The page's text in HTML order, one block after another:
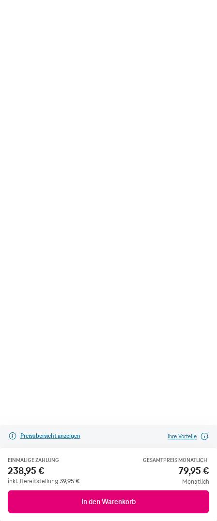
Preisübersicht anzeigen Ihre Vorteile
EINMALIGE ZAHLUNG
238,95 €
inkl. Bereitstellung39,95€
GESAMTPREIS MONATLICH
79,95 €
Monatlich
In den Warenkorb